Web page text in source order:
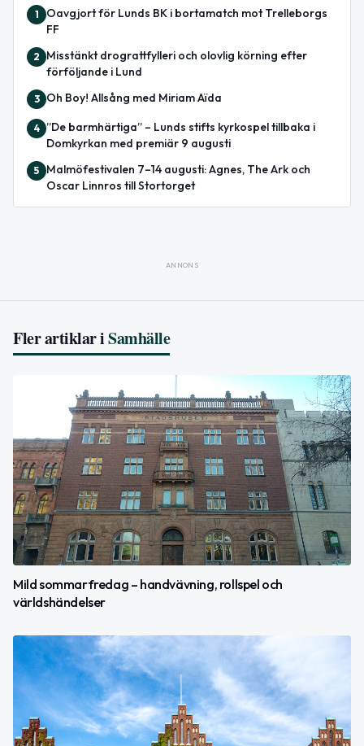
1
Oavgjort för Lunds BK i bortamatch mot Trelleborgs
FF
2
Misstänkt drograttfylleri och olovlig körning efter
förföljande i Lund
3 Oh Boy! Allsång med Miriam Aïda
4
”De barmhärtiga” – Lunds stifts kyrkospel tillbaka i
Domkyrkan med premiär 9 augusti
5
Malmöfestivalen 7–14 augusti: Agnes, The Ark och
Oscar Linnros till Stortorget
ANNONS
Fler artiklar iSamhälle
Mild sommarfredag – handvävning, rollspel och
världshändelser